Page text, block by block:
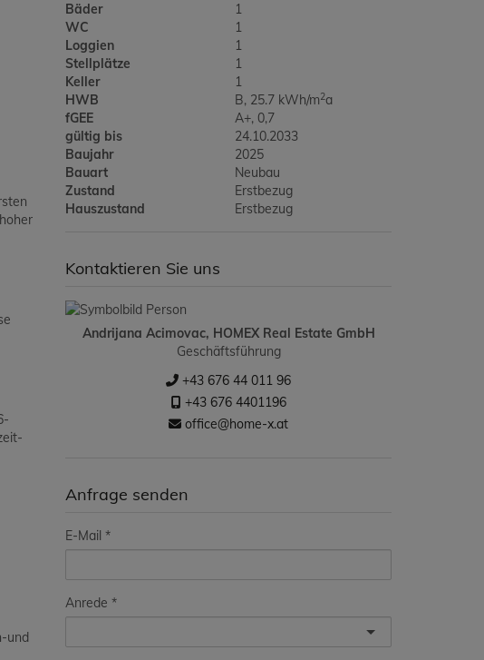
und
Bäder
1
WC
1
Loggien
1
Stellplätze
1
Keller
1
HWB
B, 25.7 kWh/m2a
fGEE
A+, 0,7
gültig bis
24.10.2033
Baujahr
2025
Bauart
Neubau
Zustand
Erstbezug
Hauszustand
Erstbezug
Kontaktieren Sie uns
Andrijana Acimovac, HOMEX Real Estate GmbH
Geschäftsführung
+43 676 44 011 96
+43 676 4401196
office@home-x.at
Anfrage senden
E-Mail
Anrede